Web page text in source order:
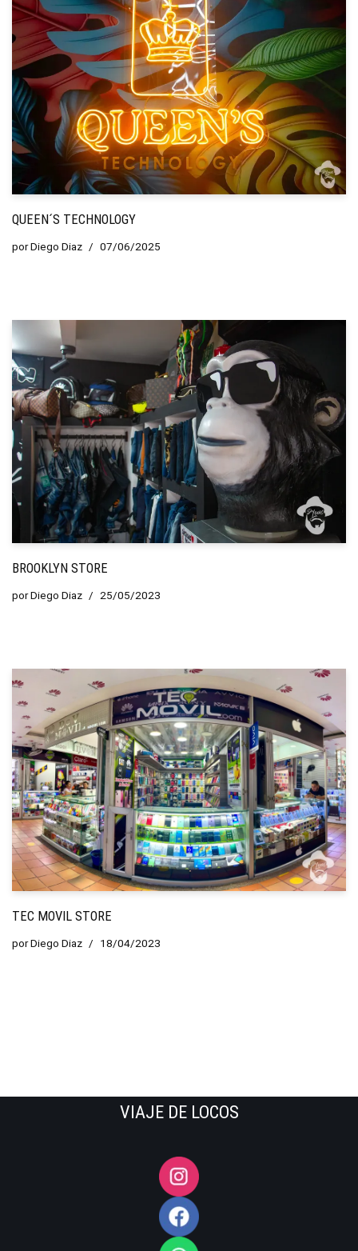
QUEEN´S TECHNOLOGY
porDiego Diaz 07/06/2025
BROOKLYN STORE
porDiego Diaz 25/05/2023
TEC MOVIL STORE
porDiego Diaz 18/04/2023
VIAJE DE LOCOS